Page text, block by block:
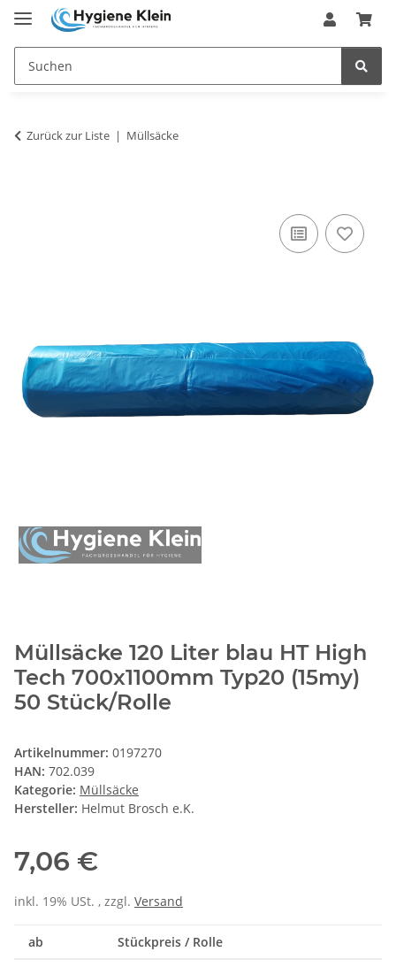
Zurück zur Liste Müllsäcke
Müllsäcke 120 Liter blau HT High
Tech 700x1100mm Typ20 (15my)
50 Stück/Rolle
Artikelnummer: 0197270
HAN: 702.039
Kategorie: Müllsäcke
Hersteller: Helmut Brosch e.K.
7,06 €
inkl. 19% USt. , zzgl. Versand
ab Stückpreis / Rolle